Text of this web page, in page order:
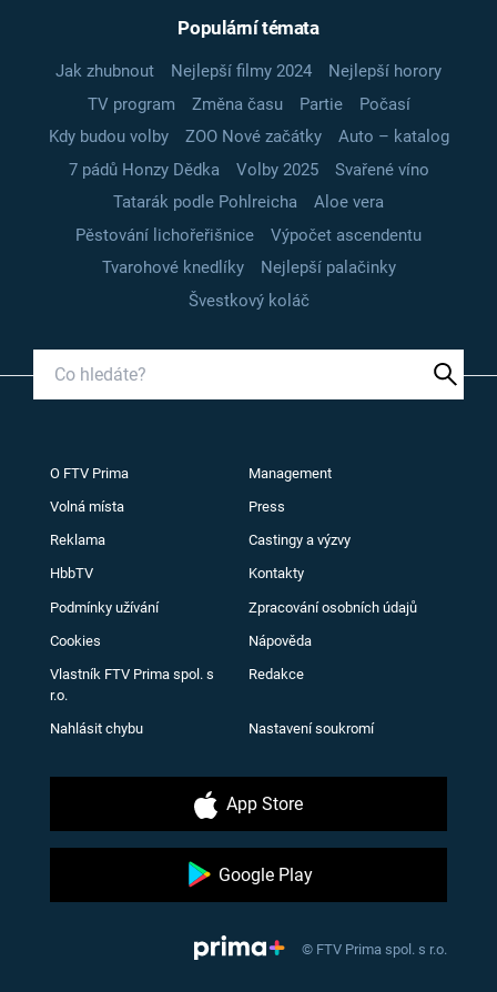
Populární témata
Jak zhubnout Nejlepší filmy 2024
Nejlepší horory
TV program
Změna času Partie
Počasí
Kdy budou volby
ZOO Nové začátky
Auto – katalog
7 pádů Honzy Dědka
Volby 2025
Svařené víno
Tatarák podle Pohlreicha
Aloe vera
Pěstování lichořeřišnice
Výpočet ascendentu
Tvarohové knedlíky
Nejlepší palačinky
Švestkový koláč
O FTV Prima Management
Volná místa Press
Reklama Castingy a výzvy
HbbTV Kontakty
Podmínky užívání Zpracování osobních údajů
Cookies Nápověda
Vlastník FTV Prima spol. s
r.o.
Redakce
Nahlásit chybu Nastavení soukromí
App Store
Google Play
© FTV Prima spol. s r.o.